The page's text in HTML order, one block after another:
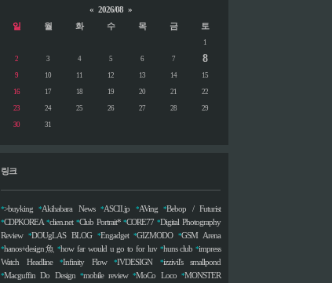
« 2026/08 »
일
월 화 수 목 금 토
1
2 3 4 5 6 7 8
9 10 11 12 13 14 15
16 17 18 19 20 21 22
23 24 25 26 27 28 29
30 31
링크
*>buyking *Akihabara News *ASCII.jp *AVing *Bebop / Futurist
*CDPKOREA *clien.net *Club Portrait* *CORE77 *Digital Photography
Review
*DOUgLAS BLOG *Engadget *GIZMODO *GSM Arena
*hanos+design魚 *how far would u go to for luv *huns club *impress
Watch Headline
*Infinity Flow *IVDESIGN *izzivil's smallpond
*Macguffin Do Design *mobile review *MoCo Loco *MONSTER